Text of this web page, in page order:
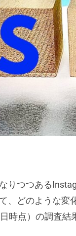
りつつある
、どのような変
時点）の調査結